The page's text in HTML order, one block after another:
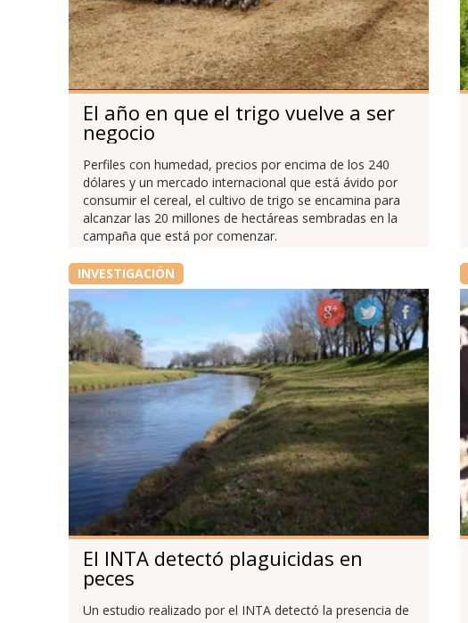
El año en que el trigo vuelve a ser
negocio
Perfiles con humedad, precios por encima de los 240
dólares y un mercado internacional que está ávido por
consumir el cereal, el cultivo de trigo se encamina para
alcanzar las 20 millones de hectáreas sembradas en la
campaña que está por comenzar.
INVESTIGACIÓN
El INTA detectó plaguicidas en
peces
Un estudio realizado por el INTA detectó la presencia de